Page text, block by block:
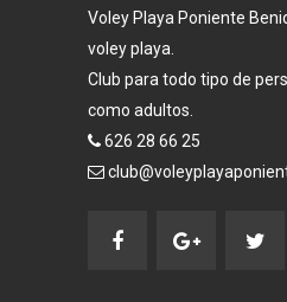
Voley Playa Poniente
voley playa.
Club para todo tipo de
como adultos.
626 28 66 25